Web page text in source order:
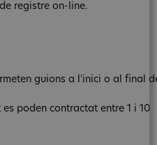
registre on-line.
guions a l'inici o al final
poden contractat entre 1 i 10